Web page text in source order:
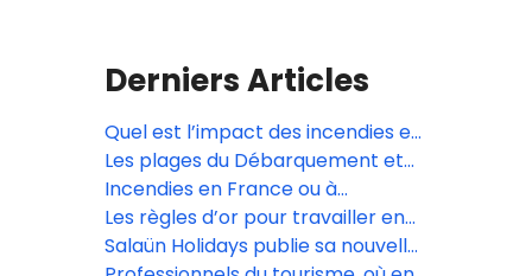
Derniers Articles
Quel est l’impact des incendies en
Gironde?
Les plages du Débarquement et
les Forteresses royales du
Languedoc inscrites à l’Unesco
Incendies en France ou à
l’étranger: quels sont les droits
des vacanciers?
Les règles d’or pour travailler en
confiance avec les réceptifs
Salaün Holidays publie sa nouvelle